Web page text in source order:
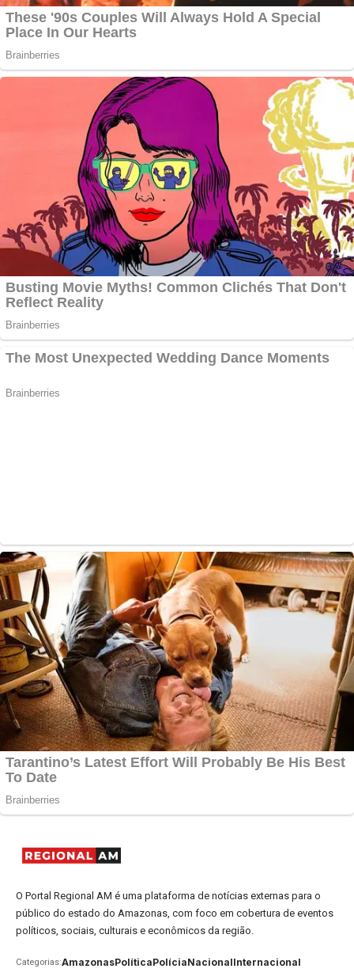
O Portal Regional AM é uma plataforma de notícias externas para o
público do estado do Amazonas, com foco em cobertura de eventos
políticos, sociais, culturais e econômicos da região.
Categorias:AmazonasPolíticaPolíciaNacionalInternacional